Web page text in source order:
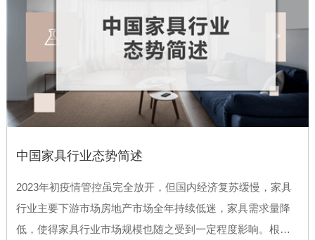
中国家具行业态势简述
2023年初疫情管控虽完全放开，但国内经济复苏缓慢，家具
行业主要下游市场房地产市场全年持续低迷，家具需求量降
低，使得家具行业市场规模也随之受到一定程度影响。根据